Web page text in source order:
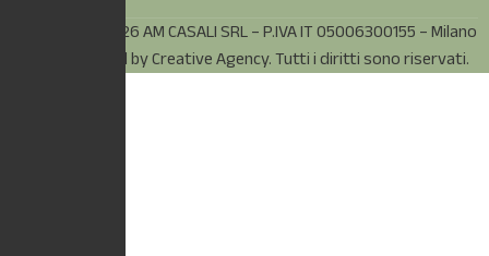
© Copyright 2026 AM CASALI SRL – P.IVA IT 05006300155 – Milano
(MI) – Powered byCreative Agency.Tutti i diritti sono riservati.